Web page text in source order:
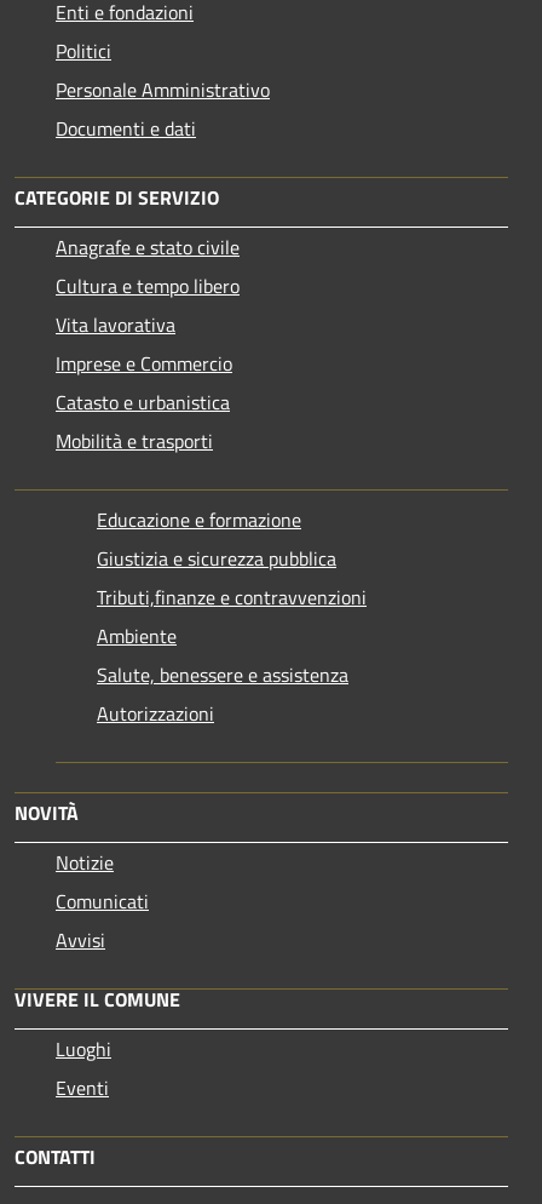
Enti e fondazioni
Politici
Personale Amministrativo
Documenti e dati
CATEGORIE DI SERVIZIO
Anagrafe e stato civile
Cultura e tempo libero
Vita lavorativa
Imprese e Commercio
Catasto e urbanistica
Mobilità e trasporti
Educazione e formazione
Giustizia e sicurezza pubblica
Tributi,finanze e contravvenzioni
Ambiente
Salute, benessere e assistenza
Autorizzazioni
NOVITÀ
Notizie
Comunicati
Avvisi
VIVERE IL COMUNE
Luoghi
Eventi
CONTATTI